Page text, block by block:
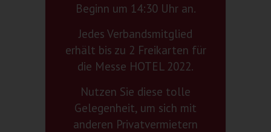
Beginn um 14:30 Uhr an.
Jedes Verbandsmitglied
erhält bis zu 2 Freikarten für
die Messe HOTEL 2022.
Nutzen Sie diese tolle
Gelegenheit, um sich mit
anderen Privatvermietern